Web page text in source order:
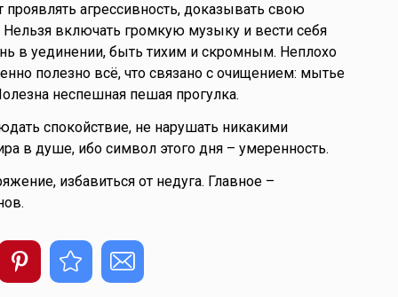
проявлять агрессивность, доказывать свою
Нельзя включать громкую музыку и вести себя
в уединении, быть тихим и скромным. Неплохо
полезно всё, что связано с очищением: мытье
неспешная пешая прогулка.
спокойствие, не нарушать никакими
в душе, ибо символ этого дня – умеренность.
избавиться от недуга. Главное –